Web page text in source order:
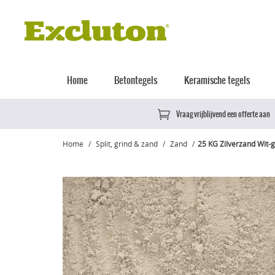
Home Betontegels Keramische tegels
Vraag vrijblijvend een offerte aan
Home Split, grind & zand Zand 25 KG Zilverzand Wit-